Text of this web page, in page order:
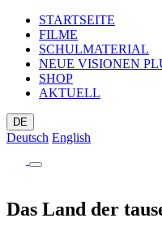
STARTSEITE
FILME
SCHULMATERIAL
NEUE VISIONEN
SHOP
AKTUELL
DE
Deutsch English
Das Land der